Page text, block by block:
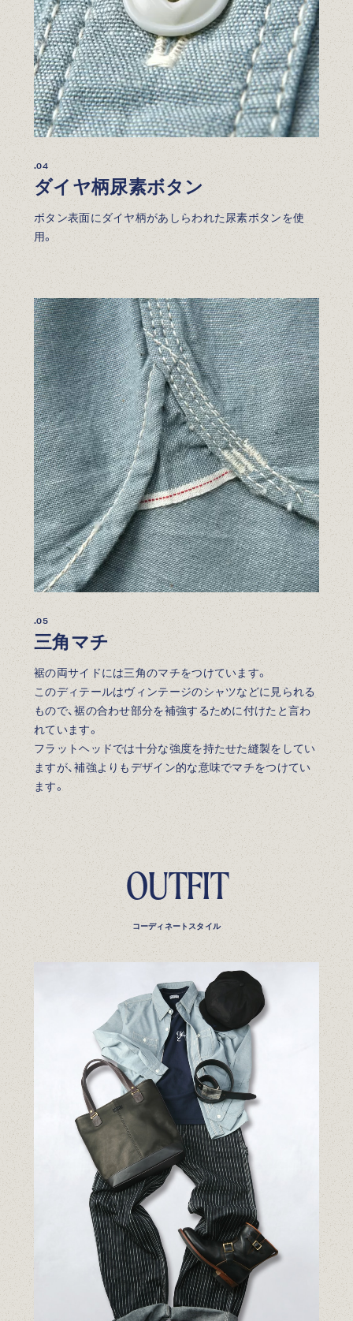
.04
ダイヤ柄尿素ボタン
ボタン表面にダイヤ柄があしらわれた尿素ボタンを使
用。
.05
三角マチ
裾の両サイドには三角のマチをつけています。
このディテールはヴィンテージのシャツなどに見られる
もので、裾の合わせ部分を補強するために付けたと言わ
れています。
フラットヘッドでは十分な強度を持たせた縫製をしてい
ますが、補強よりもデザイン的な意味でマチをつけてい
ます。
OUTFIT
コーディネートスタイル